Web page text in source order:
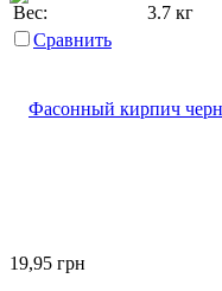
Вес:
3.7 кг
Сравнить
19,95 грн